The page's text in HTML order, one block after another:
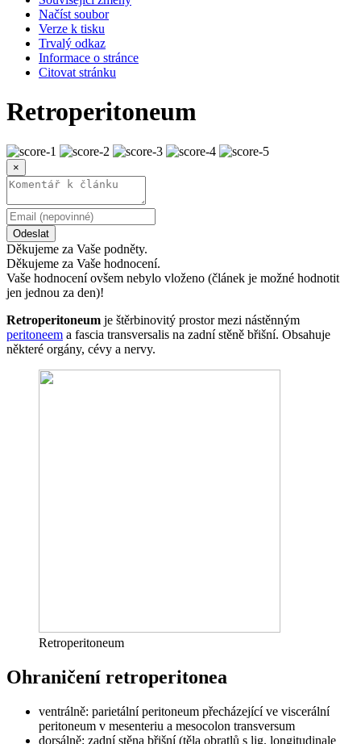
Načíst soubor
Verze k tisku
Trvalý odkaz
Informace o stránce
Citovat stránku
Retroperitoneum
×
Odeslat
Děkujeme za Vaše podněty.
Děkujeme za Vaše hodnocení.
Vaše hodnocení ovšem nebylo vloženo (článek je možné hodnotit
jen jednou za den)!
Retroperitoneum je štěrbinovitý prostor mezi nástěnným
peritoneem a fascia transversalis na zadní stěně břišní. Obsahuje
některé orgány, cévy a nervy.
Retroperitoneum
Ohraničení retroperitonea
ventrálně: parietální peritoneum přecházející ve viscerální
peritoneum v mesenteriu a mesocolon transversum
dorsálně: zadní stěna břišní (těla obratlů s lig. longitudinale